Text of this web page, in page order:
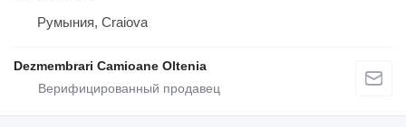
Румыния, Craiova
Dezmembrari Camioane Oltenia